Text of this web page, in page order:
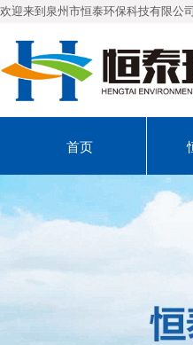
欢迎来到泉
首页